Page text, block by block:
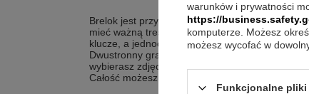
Brelok jest przydatny w codziennym biegu, bo
mieć ważną treść zawsze pod ręką.
klucze, a jednocześnie brelok staje się
Dwustronny grawer daje swobodę w podziale
wybierasz zdjęcie, warto pamiętać, że jego
Całość możesz przechowywać w pudełku
warunków i prywatności
https://
komputerze. Możesz
możesz wycofać w
Funkcjonalne pliki